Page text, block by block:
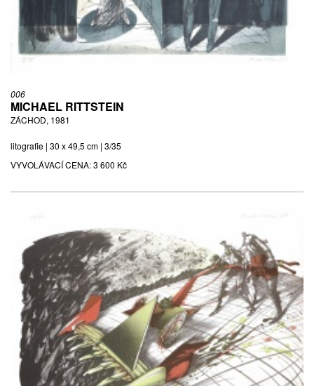
006
MICHAEL RITTSTEIN
ZÁCHOD, 1981
litografie | 30 x 49,5 cm | 3/35
VYVOLÁVACÍ CENA:3 600 Kč